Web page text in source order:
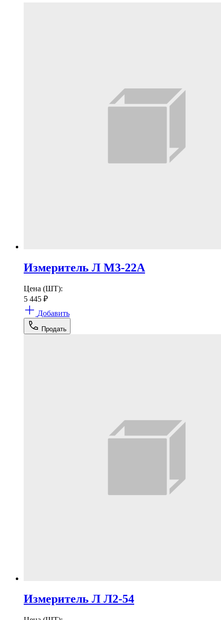
Измеритель Л М3-22А
Цена (ШТ):
5 445 ₽
Добавить
Продать
Измеритель Л Л2-54